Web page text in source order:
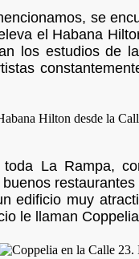
se
el Habana
los estudios de
La Rampa,
edificio muy
le llaman